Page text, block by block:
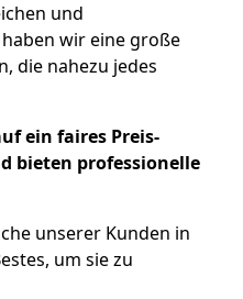
und
haben wir eine große
die nahezu jedes
ein faires Preis-
bieten professionelle
unserer Kunden in
um sie zu